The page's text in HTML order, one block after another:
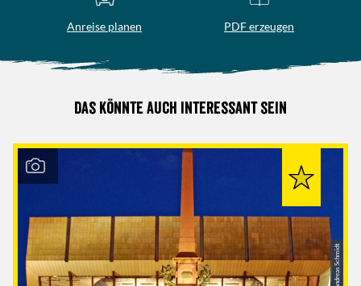
Anreise planen PDF erzeugen
Das könnte auch interessant sein
© Andreas Schmidt